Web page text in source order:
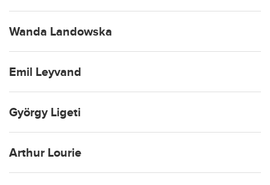
Wanda Landowska
Emil Leyvand
György Ligeti
Arthur Lourie